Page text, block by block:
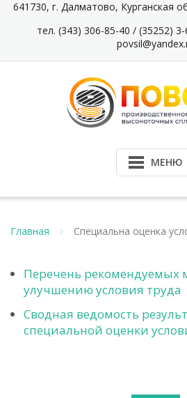
Перейти
содержимому
641730, г. Далматово, Курганская
тел. (343) 306-85-40 / (35252)
МЕНЮ
Главная Специальна оценка
Перечень рекомендуемых
улучшению условия труда
Сводная ведомость
специальной оценки